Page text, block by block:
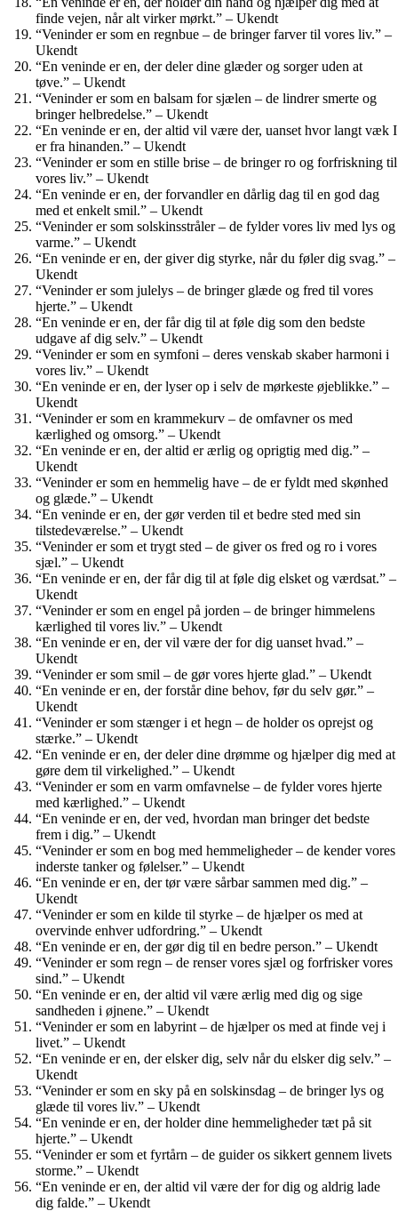
finde vejen, når alt virker mørkt.” – Ukendt
“Veninder er som en regnbue – de bringer farver til vores liv.” –
Ukendt
“En veninde er en, der deler dine glæder og sorger uden at
tøve.” – Ukendt
“Veninder er som en balsam for sjælen – de lindrer smerte og
bringer helbredelse.” – Ukendt
“En veninde er en, der altid vil være der, uanset hvor langt væk I
er fra hinanden.” – Ukendt
“Veninder er som en stille brise – de bringer ro og forfriskning til
vores liv.” – Ukendt
“En veninde er en, der forvandler en dårlig dag til en god dag
med et enkelt smil.” – Ukendt
“Veninder er som solskinsstråler – de fylder vores liv med lys og
varme.” – Ukendt
“En veninde er en, der giver dig styrke, når du føler dig svag.” –
Ukendt
“Veninder er som julelys – de bringer glæde og fred til vores
hjerte.” – Ukendt
“En veninde er en, der får dig til at føle dig som den bedste
udgave af dig selv.” – Ukendt
“Veninder er som en symfoni – deres venskab skaber harmoni i
vores liv.” – Ukendt
“En veninde er en, der lyser op i selv de mørkeste øjeblikke.” –
Ukendt
“Veninder er som en krammekurv – de omfavner os med
kærlighed og omsorg.” – Ukendt
“En veninde er en, der altid er ærlig og oprigtig med dig.” –
Ukendt
“Veninder er som en hemmelig have – de er fyldt med skønhed
og glæde.” – Ukendt
“En veninde er en, der gør verden til et bedre sted med sin
tilstedeværelse.” – Ukendt
“Veninder er som et trygt sted – de giver os fred og ro i vores
sjæl.” – Ukendt
“En veninde er en, der får dig til at føle dig elsket og værdsat.” –
Ukendt
“Veninder er som en engel på jorden – de bringer himmelens
kærlighed til vores liv.” – Ukendt
“En veninde er en, der vil være der for dig uanset hvad.” –
Ukendt
“Veninder er som smil – de gør vores hjerte glad.” – Ukendt
“En veninde er en, der forstår dine behov, før du selv gør.” –
Ukendt
“Veninder er som stænger i et hegn – de holder os oprejst og
stærke.” – Ukendt
“En veninde er en, der deler dine drømme og hjælper dig med at
gøre dem til virkelighed.” – Ukendt
“Veninder er som en varm omfavnelse – de fylder vores hjerte
med kærlighed.” – Ukendt
“En veninde er en, der ved, hvordan man bringer det bedste
frem i dig.” – Ukendt
“Veninder er som en bog med hemmeligheder – de kender vores
inderste tanker og følelser.” – Ukendt
“En veninde er en, der tør være sårbar sammen med dig.” –
Ukendt
“Veninder er som en kilde til styrke – de hjælper os med at
overvinde enhver udfordring.” – Ukendt
“En veninde er en, der gør dig til en bedre person.” – Ukendt
“Veninder er som regn – de renser vores sjæl og forfrisker vores
sind.” – Ukendt
“En veninde er en, der altid vil være ærlig med dig og sige
sandheden i øjnene.” – Ukendt
“Veninder er som en labyrint – de hjælper os med at finde vej i
livet.” – Ukendt
“En veninde er en, der elsker dig, selv når du elsker dig selv.” –
Ukendt
“Veninder er som en sky på en solskinsdag – de bringer lys og
glæde til vores liv.” – Ukendt
“En veninde er en, der holder dine hemmeligheder tæt på sit
hjerte.” – Ukendt
“Veninder er som et fyrtårn – de guider os sikkert gennem livets
storme.” – Ukendt
“En veninde er en, der altid vil være der for dig og aldrig lade
dig falde.” – Ukendt